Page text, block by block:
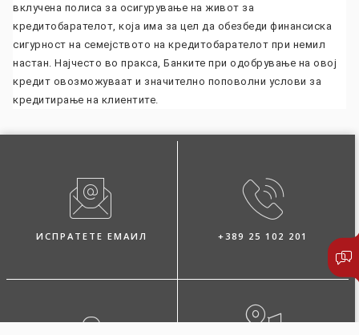
вклучена полиса за осигурување на живот за
кредитобарателот, која има за цел да обезбеди финансиска
сигурност на семејството на кредитобарателот при немил
настан. Најчесто во пракса, Банките при одобрување на овој
кредит овозможуваат и значително поповолни услови за
кредитирање на клиентите.
ИСПРАТЕТЕ ЕМАИЛ +389 25 102 201